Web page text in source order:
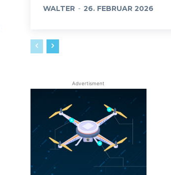
WALTER - 26. FEBRUAR 2026
Advertisment